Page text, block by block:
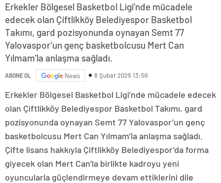
Erkekler Bölgesel Basketbol Ligi’nde mücadele
edecek olan Çiftlikköy Belediyespor Basketbol
Takımı, gard pozisyonunda oynayan Semt 77
Yalovaspor’un genç basketbolcusu Mert Can
Yılmam’la anlaşma sağladı.
ABONE OL News 8 Şubat 2025 13:56
Erkekler Bölgesel Basketbol Ligi’nde mücadele edecek
olan Çiftlikköy Belediyespor Basketbol Takımı, gard
pozisyonunda oynayan Semt 77 Yalovaspor’un genç
basketbolcusu Mert Can Yılmam’la anlaşma sağladı.
Çifte lisans hakkıyla Çiftlikköy Belediyespor’da forma
giyecek olan Mert Can’la birlikte kadroyu yeni
oyuncularla güçlendirmeye devam ettiklerini dile